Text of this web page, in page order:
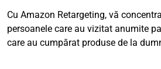
Cu Amazon Retargeting, vă
persoanele care au vizitat anumite
care au cumpărat produse de la